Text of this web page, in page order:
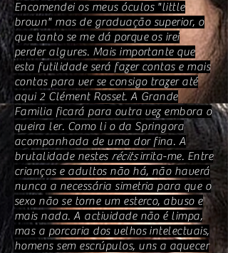
Encomendei os meus óculos "little
brown" mas de graduação superior, o
que tanto se me dá porque os irei
perder algures. Mais importante que
esta futilidade será fazer contas e mais
contas para ver se consigo trazer até
aqui 2 Clément Rosset. A Grande
Familia ficará para outra vez embora o
queira ler. Como li o da Springora
acompanhada de uma dor fina. A
brutalidade nestes récitsirrita-me. Entre
crianças e adultos não há, não haverá
nunca a necessária simetria para que o
sexo não se torne um esterco, abuso e
mais nada. A actividade não é limpa,
mas a porcaria dos velhos intelectuais,
homens sem escrúpulos, uns a aquecer